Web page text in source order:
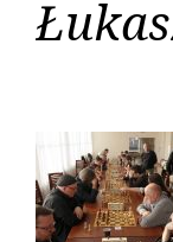
Tag: